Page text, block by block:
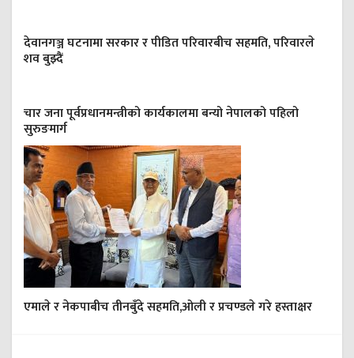
देवानगञ्ज घटनामा सरकार र पीडित परिवारबीच सहमति, परिवारले
शव बुझ्दैं
चार जना पूर्वप्रधानमन्त्रीको कार्यकालमा बन्यो नेपालको पहिलो
सुरुङमार्ग
एमाले र नेकपाबीच तीनबुँदे सहमति,ओली र प्रचण्डले गरे हस्ताक्षर